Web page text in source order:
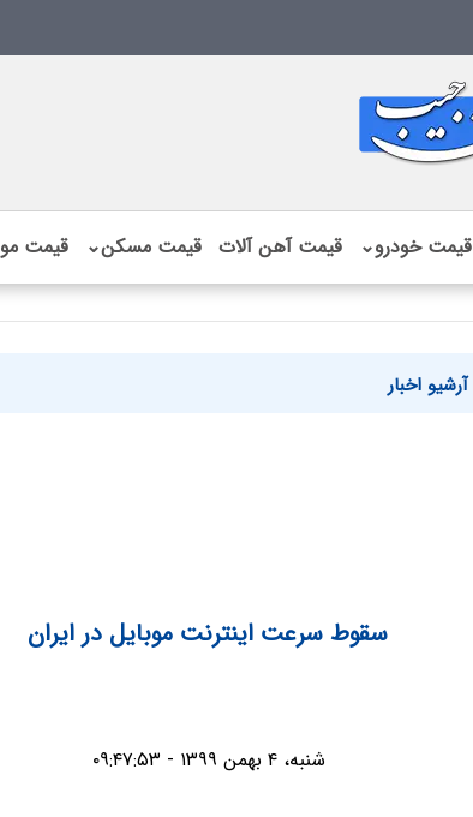
قیمت خودرو⌄ قیمت آهن آلات قیمت مسکن⌄ قیمت
آرشیو اخبار
سقوط سرعت اینترنت موبایل در ایران
شنبه، ۴ بهمن ۱۳۹۹ - ۰۹:۴۷:۵۳